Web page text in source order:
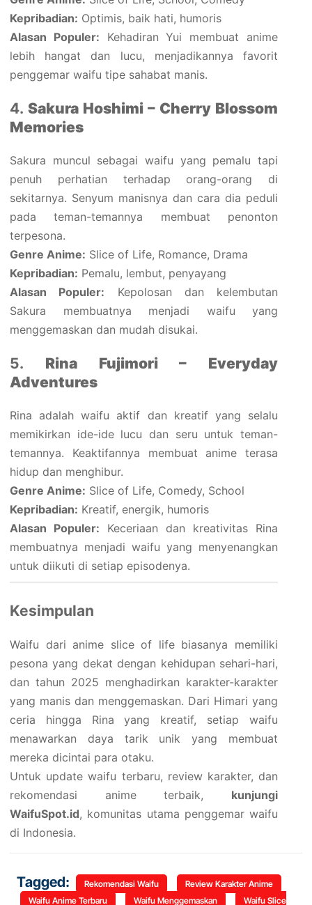
Kepribadian: Optimis, baik hati, humoris
Alasan Populer: Kehadiran Yui membuat anime
lebih hangat dan lucu, menjadikannya favorit
penggemar waifu tipe sahabat manis.
4. Sakura Hoshimi – Cherry Blossom
Memories
Sakura muncul sebagai waifu yang pemalu tapi
penuh perhatian terhadap orang-orang di
sekitarnya. Senyum manisnya dan cara dia peduli
pada teman-temannya membuat penonton
terpesona.
Genre Anime: Slice of Life, Romance, Drama
Kepribadian: Pemalu, lembut, penyayang
Alasan Populer: Kepolosan dan kelembutan
Sakura membuatnya menjadi waifu yang
menggemaskan dan mudah disukai.
5. Rina Fujimori – Everyday
Adventures
Rina adalah waifu aktif dan kreatif yang selalu
memikirkan ide-ide lucu dan seru untuk teman-
temannya. Keaktifannya membuat anime terasa
hidup dan menghibur.
Genre Anime: Slice of Life, Comedy, School
Kepribadian: Kreatif, energik, humoris
Alasan Populer: Keceriaan dan kreativitas Rina
membuatnya menjadi waifu yang menyenangkan
untuk diikuti di setiap episodenya.
Kesimpulan
Waifu dari anime slice of life biasanya memiliki
pesona yang dekat dengan kehidupan sehari-hari,
dan tahun 2025 menghadirkan karakter-karakter
yang manis dan menggemaskan. Dari Himari yang
ceria hingga Rina yang kreatif, setiap waifu
menawarkan daya tarik unik yang membuat
mereka dicintai para otaku.
Untuk update waifu terbaru, review karakter, dan
rekomendasi anime terbaik, kunjungi
WaifuSpot.id, komunitas utama penggemar waifu
di Indonesia.
Tagged: Rekomendasi Waifu
Review Karakter Anime
Waifu Anime Terbaru
Waifu Menggemaskan Waifu Slice